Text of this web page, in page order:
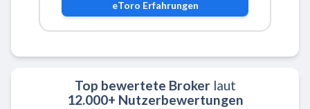
eToro Erfahrungen
Top bewertete Brokerlaut
12.000+ Nutzerbewertungen